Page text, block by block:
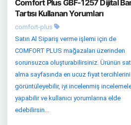
Comfort Plus GBF-1257 Dijital
Tartısı Kullanan Yorumları
comfort-plus
Satın Al Sipariş verme işlemi için de
COMFORT PLUS mağazaları üzerinden
sorunsuzca oluşturabilirsiniz. Ürünün
alma sayfasında en ucuz fiyat tercihlerini
görüntüleyebilir, iyi incelenmiş
yapabilir ve kullanıcı yorumlarına elde
edebilirsin...